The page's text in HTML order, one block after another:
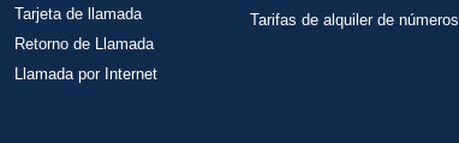
Tarjeta de llamada
Retorno de Llamada
Llamada por Internet
Tarifas de alquiler de números